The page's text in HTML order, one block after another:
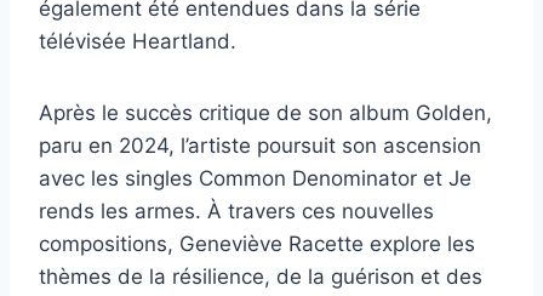
également été entendues dans la série
télévisée Heartland.
Après le succès critique de son album Golden,
paru en 2024, l’artiste poursuit son ascension
avec les singles Common Denominator et Je
rends les armes. À travers ces nouvelles
compositions, Geneviève Racette explore les
thèmes de la résilience, de la guérison et des